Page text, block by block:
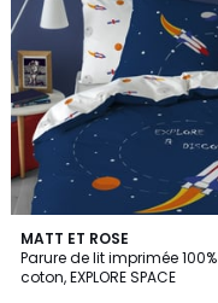
MATT ET ROSE
Parure de lit imprimée 100%
coton, EXPLORE SPACE